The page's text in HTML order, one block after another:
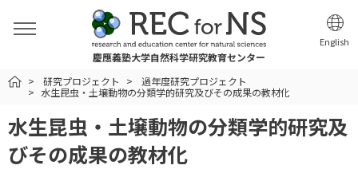
慶應義塾大学自然科学研究教育センター
English
HOME研究プロジェクト
過年度研究プロジェクト
水生昆虫・土壌動物の分類学的研究及びその成果の教材化
水生昆虫・土壌動物の分類学的研究及
びその成果の教材化